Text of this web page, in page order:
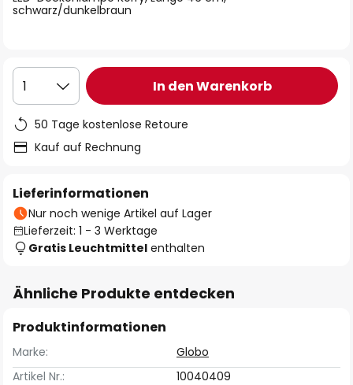
schwarz/dunkelbraun
1 In den Warenkorb
50 Tage kostenlose Retoure
Kauf auf Rechnung
Lieferinformationen
Nur noch wenige Artikel auf Lager
Lieferzeit: 1 - 3 Werktage
Gratis Leuchtmittel enthalten
Ähnliche Produkte entdecken
Produktinformationen
Marke:
Globo
Artikel Nr.:
10040409